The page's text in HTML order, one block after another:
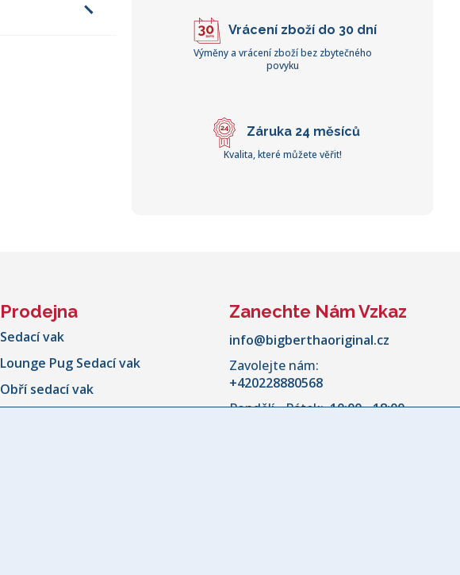
Vrácení zboží do 30 dní
Výměny a vrácení zboží bez zbytečného
povyku
Záruka 24 měsíců
Kvalita, které můžete věřit!
Prodejna
Sedací vak
Lounge Pug Sedací vak
Obří sedací vak
Zanechte Nám Vzkaz
info@bigberthaoriginal.cz
Zavolejte nám:
+420228880568
Pondělí - Pátek:10:00 - 18:00